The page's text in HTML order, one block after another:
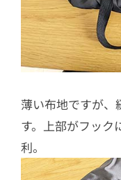
薄い布地ですが、
す。上部がフック
利。